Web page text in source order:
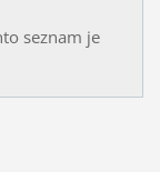
seznam je